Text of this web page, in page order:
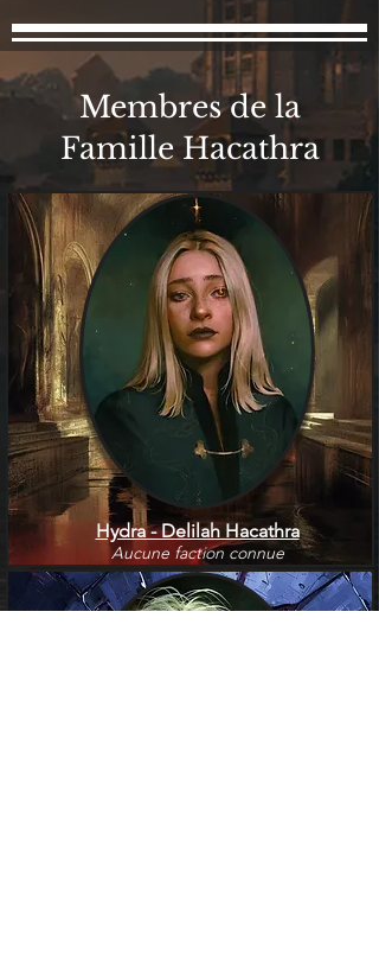
Membres de la
Famille Hacathra
Hydra - Delilah Hacathra
Aucune faction connue